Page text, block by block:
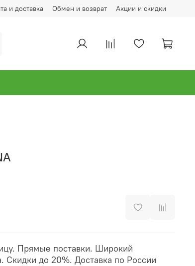
и доставка Обмен и возврат Акции и скидки
Прямые поставки. Широкий
Скидки до 20%. Доставка по России